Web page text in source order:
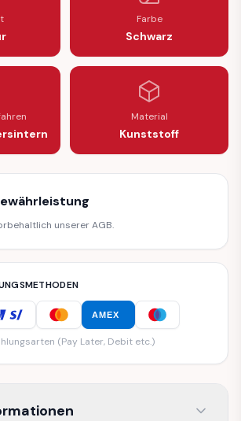
Farbe
Schwarz
Material
Kunststoff
unserer AGB.
AMEX
(Pay Later, Debit etc.)